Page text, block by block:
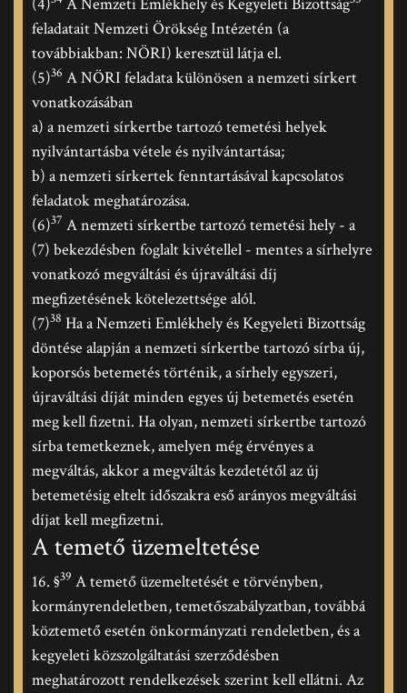
feladatait Nemzeti Örökség Intézetén (a
továbbiakban: NÖRI) keresztül látja el.
(5)36 A NÖRI feladata különösen a nemzeti sírkert
vonatkozásában
a) a nemzeti sírkertbe tartozó temetési helyek
nyilvántartásba vétele és nyilvántartása;
b) a nemzeti sírkertek fenntartásával kapcsolatos
feladatok meghatározása.
(6)37 A nemzeti sírkertbe tartozó temetési hely - a
(7) bekezdésben foglalt kivétellel - mentes a sírhelyre
vonatkozó megváltási és újraváltási díj
megfizetésének kötelezettsége alól.
(7)38 Ha a Nemzeti Emlékhely és Kegyeleti Bizottság
döntése alapján a nemzeti sírkertbe tartozó sírba új,
koporsós betemetés történik, a sírhely egyszeri,
újraváltási díját minden egyes új betemetés esetén
meg kell fizetni. Ha olyan, nemzeti sírkertbe tartozó
sírba temetkeznek, amelyen még érvényes a
megváltás, akkor a megváltás kezdetétől az új
betemetésig eltelt időszakra eső arányos megváltási
díjat kell megfizetni.
A temető üzemeltetése
16. §39 A temető üzemeltetését e törvényben,
kormányrendeletben, temetőszabályzatban, továbbá
köztemető esetén önkormányzati rendeletben, és a
kegyeleti közszolgáltatási szerződésben
meghatározott rendelkezések szerint kell ellátni. Az